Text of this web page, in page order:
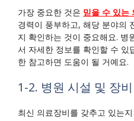
가장 중요한 것은 믿을 수 있는
경력이 풍부하고, 해당 분야의
지 확인하는 것이 중요해요. 병
서 자세한 정보를 확인할 수 있
한 참고하면 도움이 될 거예요.
1-2. 병원 시설 및 장비
최신 의료장비를 갖추고 있는